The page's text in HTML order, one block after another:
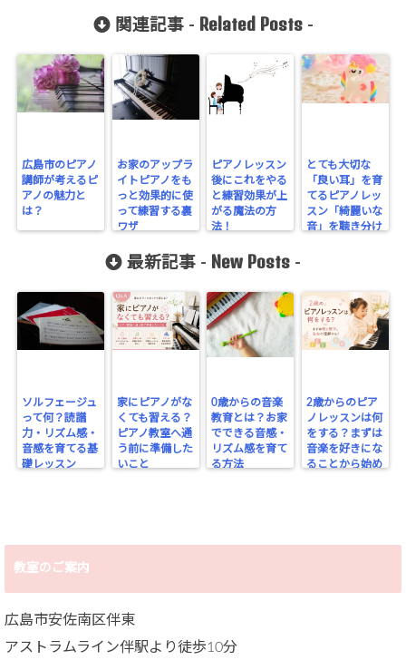
関連記事 - Related Posts-
広島市のピアノ
講師が考えるピ
アノの魅力と
は？
お家のアップラ
イトピアノをも
っと効果的に使
って練習する裏
ワザ
ピアノレッスン
後にこれをやる
と練習効果が上
がる魔法の方
法！
とても大切な
「良い耳」を育
てるピアノレッ
スン「綺麗いな
音」を聴き分け
最新記事 - New Posts -
ソルフェージュ
って何？読譜
力・リズム感・
音感を育てる基
礎レッスン
家にピアノがな
くても習える？
ピアノ教室へ通
う前に準備した
いこと
0歳からの音楽
教育とは？お家
でできる音感・
リズム感を育て
る方法
2歳からのピア
ノレッスンは何
をする？まずは
音楽を好きにな
ることから始め
教室のご案内
広島市安佐南区伴東
アストラムライン伴駅より徒歩10分